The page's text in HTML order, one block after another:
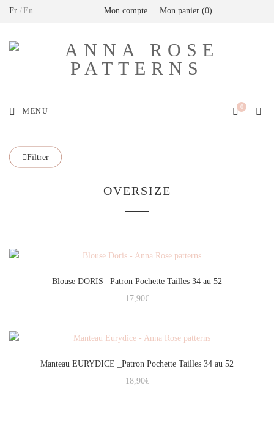
Fr En Mon compte Mon panier 0
MENU
0
OVERSIZE
Filtrer
Blouse DORIS _Patron Pochette Tailles 34 au 52
17,90€
Manteau EURYDICE _Patron Pochette Tailles 34 au 52
18,90€
Livraison offerte en France métropolitaine dès
Relay)